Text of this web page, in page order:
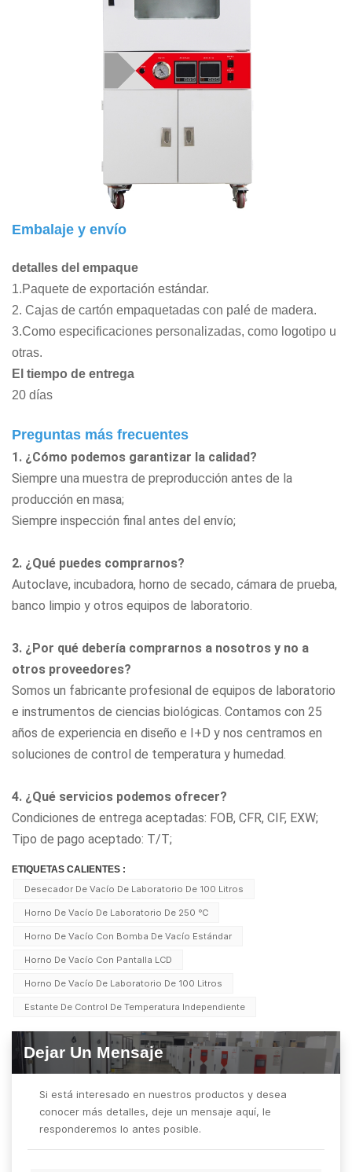
Embalaje y envío
detalles del empaque
1.Paquete de exportación estándar.
2. Cajas de cartón empaquetadas con palé de madera.
3.Como especificaciones personalizadas, como logotipo u
otras.
El tiempo de entrega
20 días
Preguntas más frecuentes
1. ¿Cómo podemos garantizar la calidad?
Siempre una muestra de preproducción antes de la
producción en masa;
Siempre inspección final antes del envío;
2. ¿Qué puedes comprarnos?
Autoclave, incubadora, horno de secado, cámara de prueba,
banco limpio y otros equipos de laboratorio.
3. ¿Por qué debería comprarnos a nosotros y no a
otros proveedores?
Somos un fabricante profesional de equipos de laboratorio
e instrumentos de ciencias biológicas. Contamos con 25
años de experiencia en diseño e I+D y nos centramos en
soluciones de control de temperatura y humedad.
4. ¿Qué servicios podemos ofrecer?
Condiciones de entrega aceptadas: FOB, CFR, CIF, EXW;
Tipo de pago aceptado: T/T;
ETIQUETAS CALIENTES :
Desecador De Vacío De Laboratorio De 100 Litros
Horno De Vacío De Laboratorio De 250 ℃
Horno De Vacío Con Bomba De Vacío Estándar
Horno De Vacío Con Pantalla LCD
Horno De Vacío De Laboratorio De 100 Litros
Estante De Control De Temperatura Independiente
Dejar Un Mensaje
Si está interesado en nuestros productos y desea
conocer más detalles, deje un mensaje aquí, le
responderemos lo antes posible.